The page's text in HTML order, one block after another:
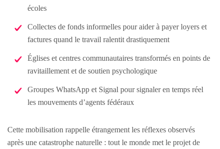
écoles
Collectes de fonds informelles pour aider à payer loyers et
factures quand le travail ralentit drastiquement
Églises et centres communautaires transformés en points de
ravitaillement et de soutien psychologique
Groupes WhatsApp et Signal pour signaler en temps réel
les mouvements d’agents fédéraux
Cette mobilisation rappelle étrangement les réflexes observés
après une catastrophe naturelle : tout le monde met le projet de